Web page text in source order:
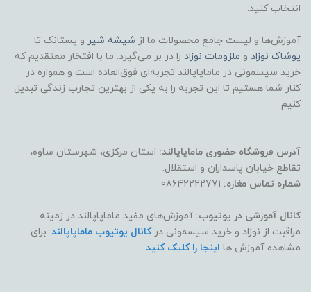
انتخاب کنید.
آموزش‌ها و لیست جامع محصولات ما از شیشه شیر و پستانک تا
پوشاک نوزاد و ملزومات نوزاد را در بر می‌گیرد. ما با افتخار معتقدیم که
خرید سیسمونی در ماماپاپالند تجربه‌ای فوق‌العاده است و همواره در
کنار شما هستیم تا این تجربه را به یکی از بهترین تجارب زندگی تبدیل
کنیم.
آدرس فروشگاه حضوری ماماپاپالند: استان مرکزی، شهرستان ساوه،
تقاطع خیابان پاسداران و استقلال.
شماره تماس مغازه:
کانال آموزشی در یوتیوب: آموزش‌های مفید ماماپاپالند در زمینه
مراقبت از نوزاد و خرید سیسمونی درکانال یوتیوب ماماپاپالند. برای
مشاهده آموزش ها اینجا را کلیک کنید.